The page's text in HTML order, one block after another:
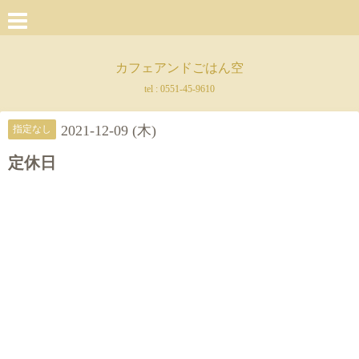
カフェアンドごはん空
tel : 0551-45-9610
指定なし 2021-12-09 (木)
定休日